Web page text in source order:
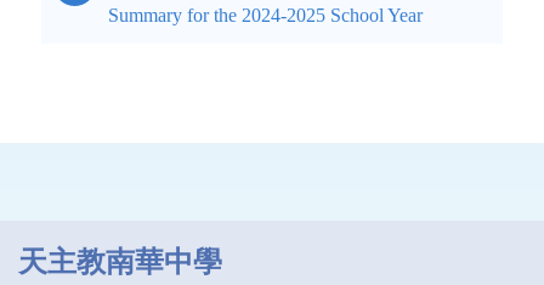
Summary for the 2024-2025 School Year
天主教南華中學